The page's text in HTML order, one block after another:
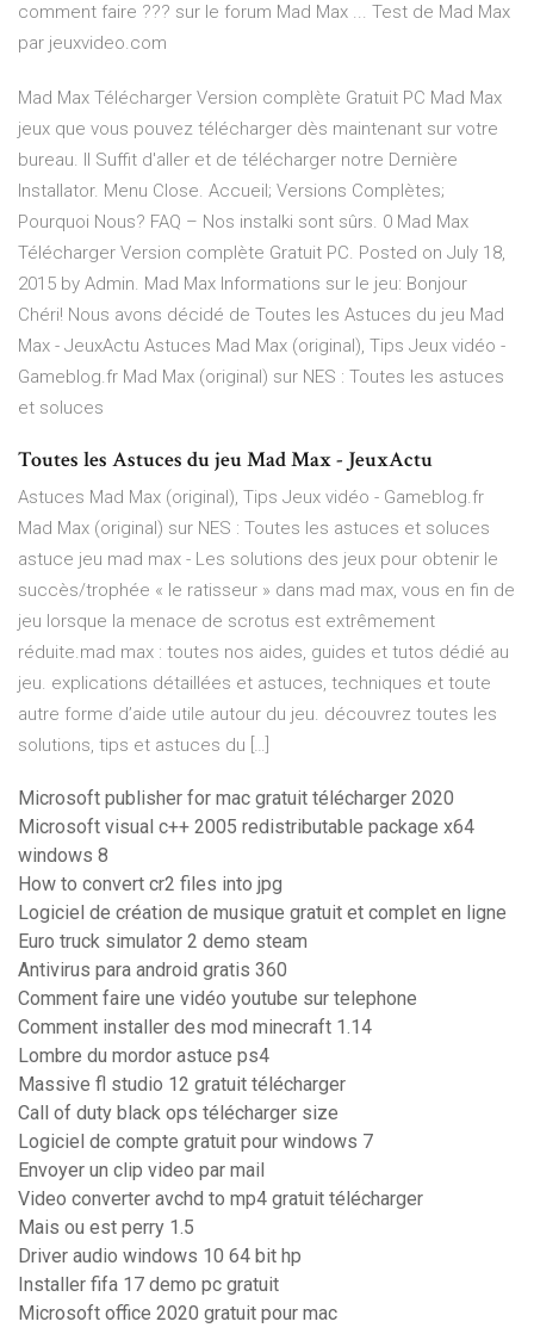
comment faire ??? sur le forum Mad Max ... Test de Mad Max
par jeuxvideo.com
Mad Max Télécharger Version complète Gratuit PC Mad Max
jeux que vous pouvez télécharger dès maintenant sur votre
bureau. Il Suffit d'aller et de télécharger notre Dernière
Installator. Menu Close. Accueil; Versions Complètes;
Pourquoi Nous? FAQ – Nos instalki sont sûrs. 0 Mad Max
Télécharger Version complète Gratuit PC. Posted on July 18,
2015 by Admin. Mad Max Informations sur le jeu: Bonjour
Chéri! Nous avons décidé de Toutes les Astuces du jeu Mad
Max - JeuxActu Astuces Mad Max (original), Tips Jeux vidéo -
Gameblog.fr Mad Max (original) sur NES : Toutes les astuces
et soluces
Toutes les Astuces du jeu Mad Max - JeuxActu
Astuces Mad Max (original), Tips Jeux vidéo - Gameblog.fr
Mad Max (original) sur NES : Toutes les astuces et soluces
astuce jeu mad max - Les solutions des jeux pour obtenir le
succès/trophée « le ratisseur » dans mad max, vous en fin de
jeu lorsque la menace de scrotus est extrêmement
réduite.mad max : toutes nos aides, guides et tutos dédié au
jeu. explications détaillées et astuces, techniques et toute
autre forme d’aide utile autour du jeu. découvrez toutes les
solutions, tips et astuces du […]
Microsoft publisher for mac gratuit télécharger 2020
Microsoft visual c++ 2005 redistributable package x64
windows 8
How to convert cr2 files into jpg
Logiciel de création de musique gratuit et complet en ligne
Euro truck simulator 2 demo steam
Antivirus para android gratis 360
Comment faire une vidéo youtube sur telephone
Comment installer des mod minecraft 1.14
Lombre du mordor astuce ps4
Massive fl studio 12 gratuit télécharger
Call of duty black ops télécharger size
Logiciel de compte gratuit pour windows 7
Envoyer un clip video par mail
Video converter avchd to mp4 gratuit télécharger
Mais ou est perry 1.5
Driver audio windows 10 64 bit hp
Installer fifa 17 demo pc gratuit
Microsoft office 2020 gratuit pour mac